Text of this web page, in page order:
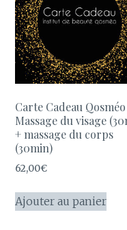
Carte Cadeau Qosméo
Massage du visage
+ massage du corps
(30min)
62,00€
Ajouter au panier